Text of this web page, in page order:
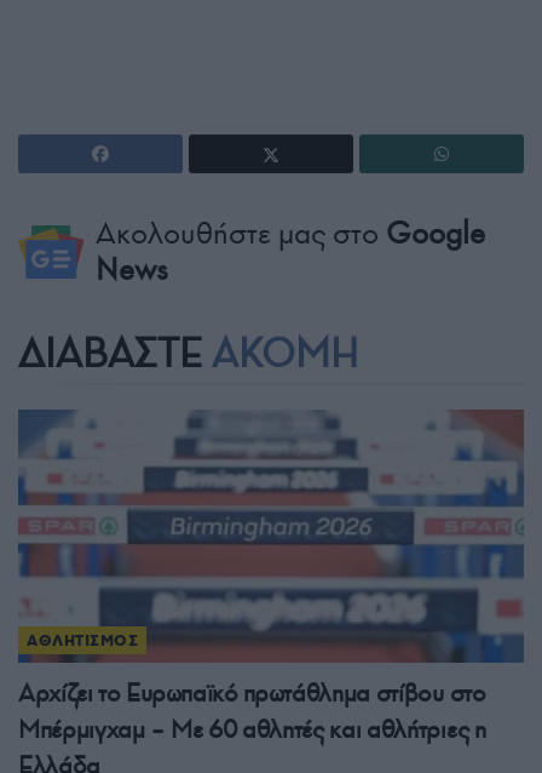
Ακολουθήστε μας στο Google
News
ΔΙΑΒΑΣΤΕ ΑΚΟΜΗ
ΑΘΛΗΤΙΣΜΟΣ
Αρχίζει το Ευρωπαϊκό πρωτάθλημα στίβου στο
Μπέρμιγχαμ – Με 60 αθλητές και αθλήτριες η
Ελλάδα